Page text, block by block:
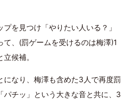
を見つけ「やりたい人いる？」
て、(罰ゲームを受けるのは梅澤)1
候補。
になり、梅澤も含めた3人で再度罰
パチッ」という大きな音と共に、3